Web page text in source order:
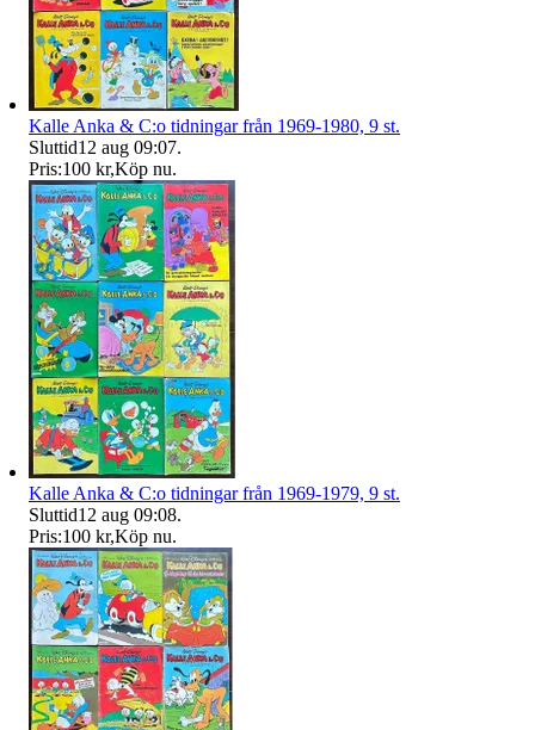
Kalle Anka & C:o tidningar från 1969-1980, 9 st.
Sluttid12 aug 09:07.
Pris:100 kr,Köp nu.
Kalle Anka & C:o tidningar från 1969-1979, 9 st.
Sluttid12 aug 09:08.
Pris:100 kr,Köp nu.